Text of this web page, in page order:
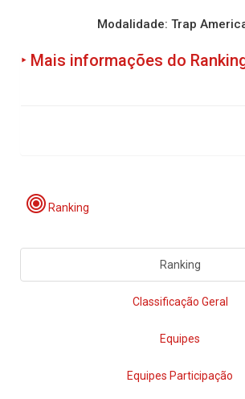
Modalidade: Trap
‣ Mais informações do
Ranking
Ranking
Classificação Geral
Equipes
Equipes Participação